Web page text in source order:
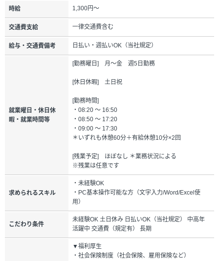
時給 1,300円～
交通費支給 一律交通費含む
給与・交通費備考 日払い・週払いOK（当社規定）
就業曜日・休日休
暇・就業時間等
[勤務曜日] 月～金 週5日勤務
[休日休暇] 土日祝
[勤務時間]
・08:20 ～ 16:50
・08:50 ～ 17:20
・09:00 ～ 17:30
＊いずれも休憩60分＋有給休憩10分×2回
[残業予定] ほぼなし ＊業務状況による
※残業は任意です
求められるスキル
・未経験OK
・PC基本操作可能な方（文字入力/Word/Excel使
用）
こだわり条件
未経験OK 土日休み 日払いOK（当社規定） 中高年
活躍中 交通費（規定有） 長期
▼福利厚生
・社会保険制度（社会保険、雇用保険など）